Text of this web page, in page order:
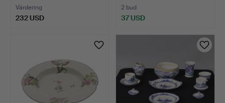
Värdering
232 USD
2 bud
37 USD